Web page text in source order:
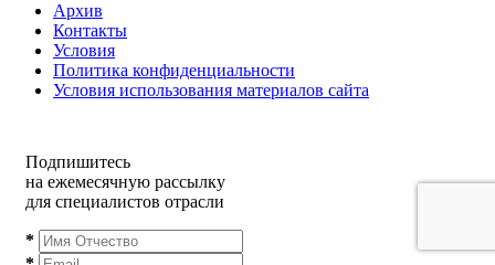
Архив
Контакты
Условия
Политика конфиденциальности
Условия использования материалов сайта
Подпишитесь
на ежемесячную рассылку
для специалистов отрасли
*